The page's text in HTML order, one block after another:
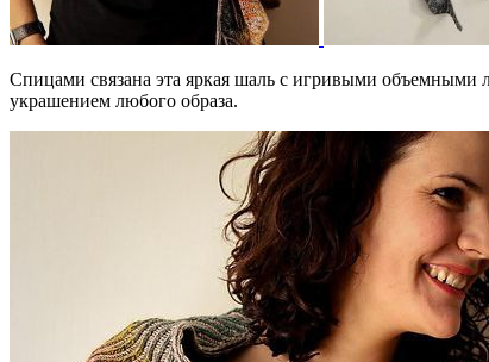
Спицами связана эта яркая шаль с игривыми объемными
украшением любого образа.